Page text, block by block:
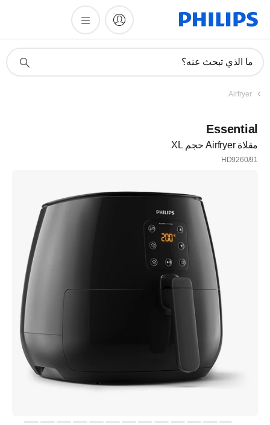
دعم
ما الذي تبحث عنه؟
Airfryer
Essential
مقلاة Airfryer حجم XL
HD9260/91